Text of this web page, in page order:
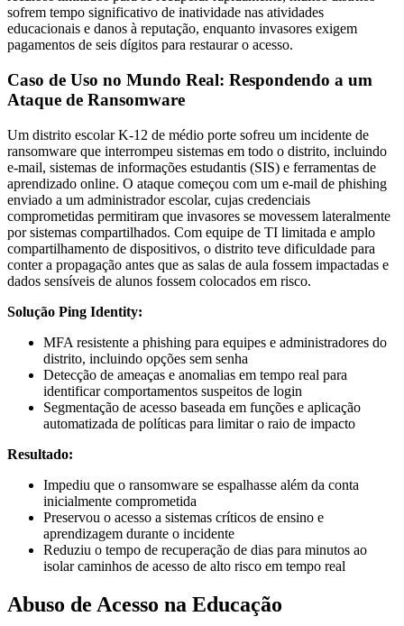
sofrem tempo significativo de inatividade nas atividades
educacionais e danos à reputação, enquanto invasores exigem
pagamentos de seis dígitos para restaurar o acesso.
Caso de Uso no Mundo Real: Respondendo a um
Ataque de Ransomware
Um distrito escolar K-12 de médio porte sofreu um incidente de
ransomware que interrompeu sistemas em todo o distrito, incluindo
e-mail, sistemas de informações estudantis (SIS) e ferramentas de
aprendizado online. O ataque começou com um e-mail de phishing
enviado a um administrador escolar, cujas credenciais
comprometidas permitiram que invasores se movessem lateralmente
por sistemas compartilhados. Com equipe de TI limitada e amplo
compartilhamento de dispositivos, o distrito teve dificuldade para
conter a propagação antes que as salas de aula fossem impactadas e
dados sensíveis de alunos fossem colocados em risco.
Solução Ping Identity:
MFA resistente a phishing para equipes e administradores do
distrito, incluindo opções sem senha
Detecção de ameaças e anomalias em tempo real para
identificar comportamentos suspeitos de login
Segmentação de acesso baseada em funções e aplicação
automatizada de políticas para limitar o raio de impacto
Resultado:
Impediu que o ransomware se espalhasse além da conta
inicialmente comprometida
Preservou o acesso a sistemas críticos de ensino e
aprendizagem durante o incidente
Reduziu o tempo de recuperação de dias para minutos ao
isolar caminhos de acesso de alto risco em tempo real
Abuso de Acesso na Educação